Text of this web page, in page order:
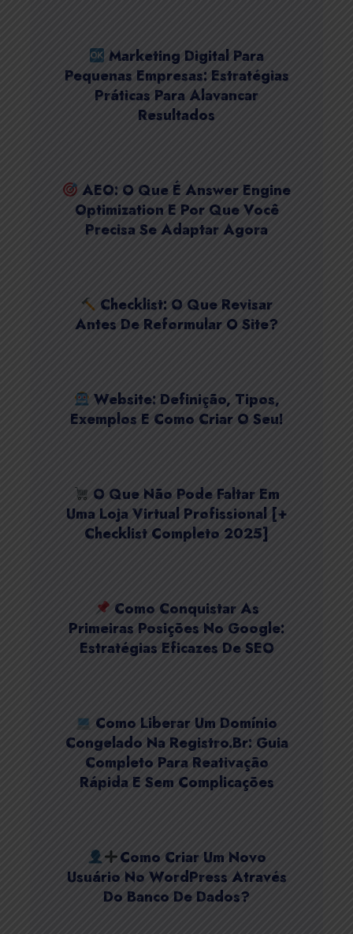
Marketing Digital Para
Pequenas Empresas: Estratégias
Práticas Para Alavancar
Resultados
AEO: O Que É Answer Engine
Optimization E Por Que Você
Precisa Se Adaptar Agora
Checklist: O Que Revisar
Antes De Reformular O Site?
Website: Definição, Tipos,
Exemplos E Como Criar O Seu!
O Que Não Pode Faltar Em
Uma Loja Virtual Profissional [+
Checklist Completo 2025]
Como Conquistar As
Primeiras Posições No Google:
Estratégias Eficazes De SEO
Como Liberar Um Domínio
Congelado Na Registro.br: Guia
Completo Para Reativação
Rápida E Sem Complicações
Como Criar Um Novo
Usuário No WordPress Através
Do Banco De Dados?